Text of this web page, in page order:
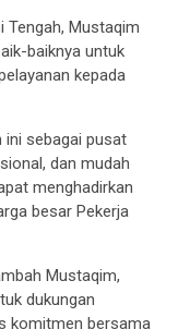
Tengah, Mustaqim
baiknya untuk
kepada
ini sebagai pusat
dan mudah
menghadirkan
besar Pekerja
Mustaqim,
dukungan
komitmen bersama